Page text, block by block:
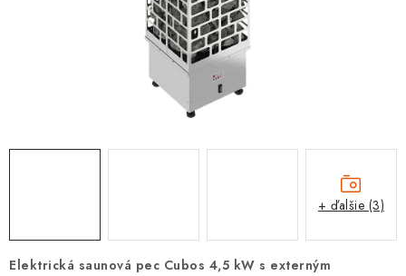
OBCHODNÉ PODMIENKY
Podmienky ochrany osobných údajov
Elektrická saunová pec Cubos 4,5 kW s externým
+ ďalšie (3)